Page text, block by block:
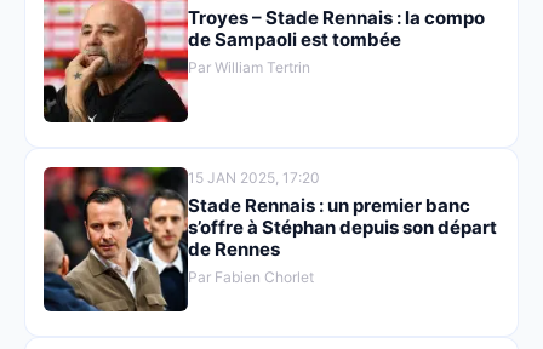
Troyes – Stade Rennais : la compo
de Sampaoli est tombée
Par William Tertrin
15 JAN 2025, 17:20
Stade Rennais : un premier banc
s’offre à Stéphan depuis son départ
de Rennes
Par Fabien Chorlet